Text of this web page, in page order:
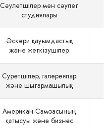
Сәулетшілер мен сәулет
студиялары
Әскери қауымдастық
және жеткізушілер
Суретшілер, галереялар
және шығармашылық
Американ Самоасының
қатысуы және бизнес